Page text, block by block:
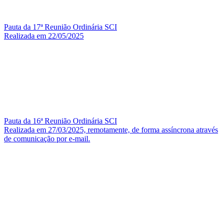
Pauta da 17ª Reunião Ordinária SCI
Realizada em 22/05/2025
Pauta da 16ª Reunião Ordinária SCI
Realizada em 27/03/2025, remotamente, de forma assíncrona através
de comunicação por e-mail.